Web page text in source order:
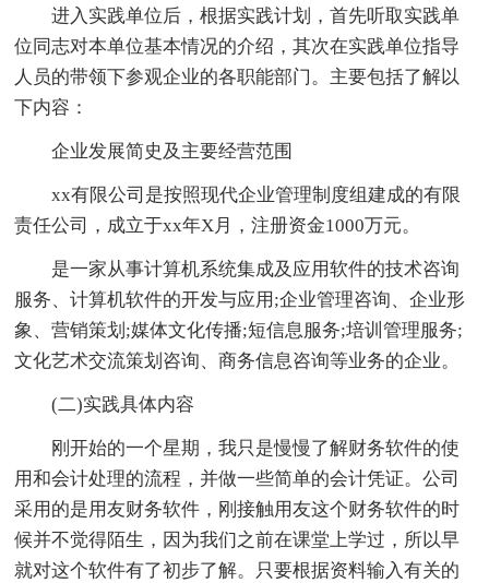
进入实践单位后，根据实践计划，首先听取实践单
位同志对本单位基本情况的介绍，其次在实践单位指导
人员的带领下参观企业的各职能部门。主要包括了解以
下内容：
企业发展简史及主要经营范围
xx有限公司是按照现代企业管理制度组建成的有限
责任公司，成立于xx年X月，注册资金1000万元。
是一家从事计算机系统集成及应用软件的技术咨询
服务、计算机软件的开发与应用;企业管理咨询、企业形
象、营销策划;媒体文化传播;短信息服务;培训管理服务;
文化艺术交流策划咨询、商务信息咨询等业务的企业。
(二)实践具体内容
刚开始的一个星期，我只是慢慢了解财务软件的使
用和会计处理的流程，并做一些简单的会计凭证。公司
采用的是用友财务软件，刚接触用友这个财务软件的时
候并不觉得陌生，因为我们之前在课堂上学过，所以早
就对这个软件有了初步了解。只要根据资料输入有关的